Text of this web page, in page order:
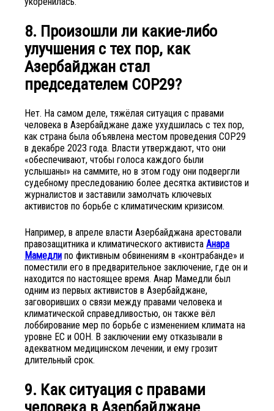
8. Произошли ли какие-либо
улучшения с тех пор, как
Азербайджан стал
председателем COP29?
Нет. На самом деле, тяжёлая ситуация с правами
человека в Азербайджане даже ухудшилась с тех пор,
как страна была объявлена ​​местом проведения COP29
в декабре 2023 года. Власти утверждают, что они
«обеспечивают, чтобы голоса каждого были
услышаны» на саммите, но в этом году они подвергли
судебному преследованию более десятка активистов и
журналистов и заставили замолчать ключевых
активистов по борьбе с климатическим кризисом.
Например, в апреле власти Азербайджана арестовали
правозащитника и климатического активиста Анара
Мамедли по фиктивным обвинениям в «контрабанде» и
поместили его в предварительное заключение, где он и
находится по настоящее время. Анар Мамедли был
одним из первых активистов в Азербайджане,
заговоривших о связи между правами человека и
климатической справедливостью, он также вёл
лоббирование мер по борьбе с изменением климата на
уровне ЕС и ООН. В заключении ему отказывали в
адекватном медицинском лечении, и ему грозит
длительный срок.
9. Как ситуация с правами
человека в Азербайджане